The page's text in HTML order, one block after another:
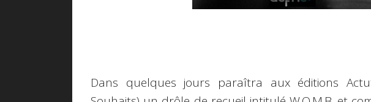
Dans quelques jours paraîtra aux éditions